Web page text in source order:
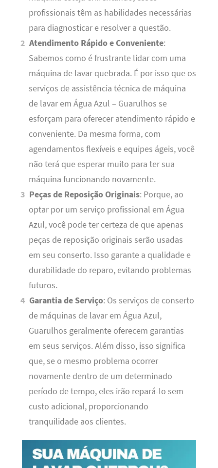
profissionais têm as habilidades necessárias
para diagnosticar e resolver a questão.
Atendimento Rápido e Conveniente:
Sabemos como é frustrante lidar com uma
máquina de lavar quebrada. É por isso que os
serviços de assistência técnica de máquina
de lavar em Água Azul – Guarulhos se
esforçam para oferecer atendimento rápido e
conveniente. Da mesma forma, com
agendamentos flexíveis e equipes ágeis, você
não terá que esperar muito para ter sua
máquina funcionando novamente.
Peças de Reposição Originais: Porque, ao
optar por um serviço profissional em Água
Azul, você pode ter certeza de que apenas
peças de reposição originais serão usadas
em seu conserto. Isso garante a qualidade e
durabilidade do reparo, evitando problemas
futuros.
Garantia de Serviço: Os serviços de conserto
de máquinas de lavar em Água Azul,
Guarulhos geralmente oferecem garantias
em seus serviços. Além disso, isso significa
que, se o mesmo problema ocorrer
novamente dentro de um determinado
período de tempo, eles irão repará-lo sem
custo adicional, proporcionando
tranquilidade aos clientes.